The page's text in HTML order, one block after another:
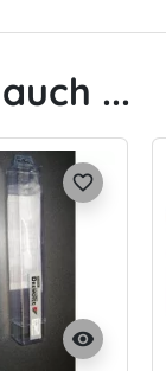
...
visibility
favorite_border